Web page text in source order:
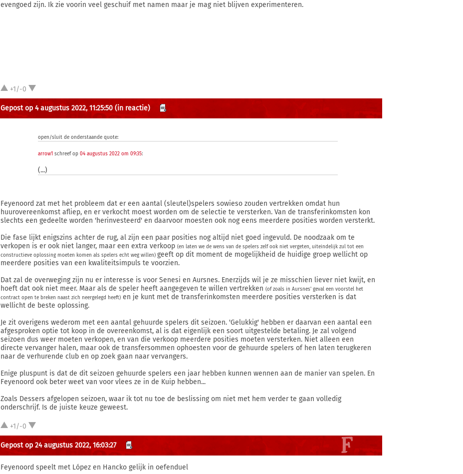
evengoed zijn. Ik zie voorin veel geschuif met namen maar je mag niet blijven experimenteren.
+1/-0
Gepost op 4 augustus 2022, 11:25:50 (in reactie)
open/sluit de onderstaande quote:
arrow1 schreef op04 augustus 2022 om 09:35:
(...)
Feyenoord zat met het probleem dat er een aantal (sleutel)spelers sowieso zouden vertrekken omdat hun
huurovereenkomst afliep, en er verkocht moest worden om de selectie te versterken. Van de transferinkomsten kon
slechts een gedeelte worden 'herinvesteerd' en daarvoor moesten ook nog eens meerdere posities worden versterkt.
Die fase lijkt enigszins achter de rug, al zijn een paar posities nog altijd niet goed ingevuld. De noodzaak om te
verkopen is er ook niet langer, maar een extra verkoop (en laten we de wens van de spelers zelf ook niet vergeten, uiteindelijk zul tot een
constructieve oplossing moeten komen als spelers echt weg willen) geeft op dit moment de mogelijkheid de huidige groep wellicht op
meerdere posities van een kwaliteitsimpuls te voorzien.
Dat zal de overweging zijn nu er interesse is voor Senesi en Aursnes. Enerzijds wil je ze misschien liever niet kwijt, en
hoeft dat ook niet meer. Maar als de speler heeft aangegeven te willen vertrekken (of zoals in Aursnes' geval een voorstel het
contract open te breken naast zich neergelegd heeft) en je kunt met de transferinkomsten meerdere posities versterken is dat
wellicht de beste oplossing.
Je zit overigens wederom met een aantal gehuurde spelers dit seizoen. 'Gelukkig' hebben er daarvan een aantal een
afgesproken optie tot koop in de overeenkomst, al is dat eigenlijk een soort uitgestelde betaling. Je zal volgend
seizoen dus weer moeten verkopen, en van die verkoop meerdere posities moeten versterken. Niet alleen een
directe vervanger halen, maar ook de transfersommen ophoesten voor de gehuurde spelers of hen laten terugkeren
naar de verhurende club en op zoek gaan naar vervangers.
Enige pluspunt is dat de dit seizoen gehuurde spelers een jaar hebben kunnen wennen aan de manier van spelen. En
Feyenoord ook beter weet van voor vlees ze in de Kuip hebben...
Zoals Dessers afgelopen seizoen, waar ik tot nu toe de beslissing om niet met hem verder te gaan volledig
onderschrijf. Is de juiste keuze geweest.
+1/-0
Gepost op 24 augustus 2022, 16:03:27
Feyenoord speelt met López en Hancko gelijk in oefenduel